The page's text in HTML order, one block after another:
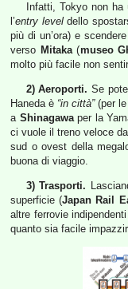
Infatti, Tokyo non
l’entry leveldello
più di un’ora) e
verso Mitaka(museo
molto più facile non
2) Aeroporti. Se
Haneda è “in città”(per le
a Shinagawaper la
ci vuole il treno veloce
sud o ovest della
buona di viaggio.
3) Trasporti.
superficie (Japan Rail
altre ferrovie
quanto sia facile